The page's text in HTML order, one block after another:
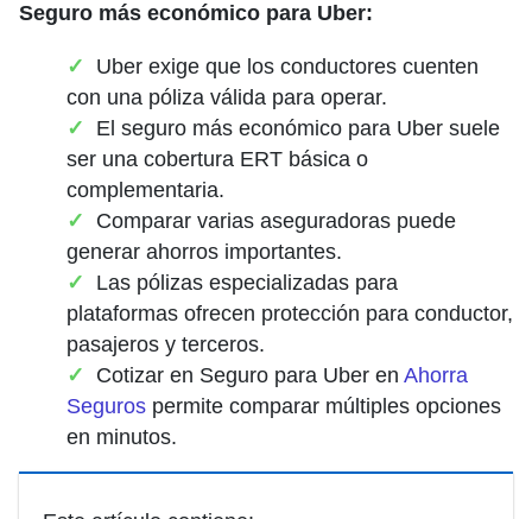
Seguro más económico para Uber:
Uber exige que los conductores cuenten
con una póliza válida para operar.
El seguro más económico para Uber suele
ser una cobertura ERT básica o
complementaria.
Comparar varias aseguradoras puede
generar ahorros importantes.
Las pólizas especializadas para
plataformas ofrecen protección para conductor,
pasajeros y terceros.
Cotizar en Seguro para Uber en Ahorra
Seguros permite comparar múltiples opciones
en minutos.